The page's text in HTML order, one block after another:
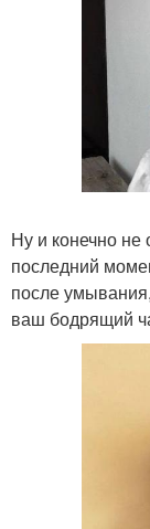
Ну и конечно не
последний
после
ваш бодрящий